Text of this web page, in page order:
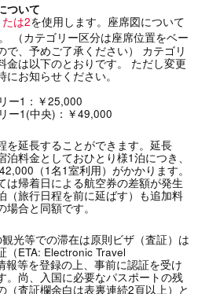
ついて
は2を使用します。座席図について
（カテゴリー区分は座席位置をベー
で、予めご了承ください） カテゴリ
金は以下のとおりです。 ただし変更
お知らせください。
ー1：￥25,000
ー1(中央)：￥49,000
を延長することができます。延長
泊料金としておひとり様1泊につき、
（1名1室利用）がかかります。
は帰着日による航空券の差額が発生
（旅行日程を前に延ばす）も追加料
合と同額です。
光等での滞在は原則ビザ（査証）は
（ETA: Electronic Travel
等を登録の上、事前に認証を受け
。尚、入国に必要なパスポートの残
（査証欄余白は表裏連続2頁以上）と